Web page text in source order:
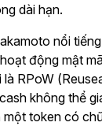
dài hạn.
nổi
động mật
RPoW
không thể
token có